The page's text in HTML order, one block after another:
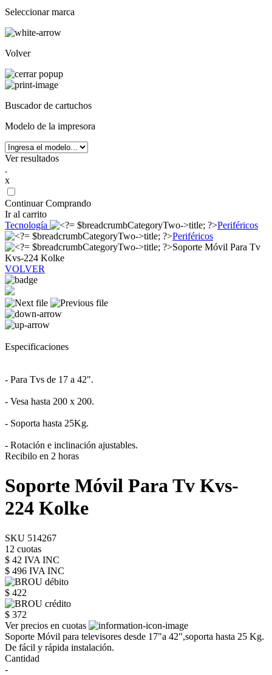
Seleccionar marca
Volver
Buscador de cartuchos
Modelo de la impresora
Ver resultados
.
x
Continuar Comprando
Ir al carrito
Tecnología
Periféricos
Periféricos
Soporte Móvil Para Tv
Kvs-224 Kolke
VOLVER
Especificaciones
- Para Tvs de 17 a 42".
- Vesa hasta 200 x 200.
- Soporta hasta 25Kg.
- Rotación e inclinación ajustables.
Recibilo en 2 horas
Soporte Móvil Para Tv Kvs-
224 Kolke
SKU 514267
12 cuotas
$ 42 IVA INC
$ 496 IVA INC
$ 422
$ 372
Ver precios en cuotas
Soporte Móvil para televisores desde 17"a 42",soporta hasta 25 Kg.
De fácil y rápida instalación.
Cantidad
-